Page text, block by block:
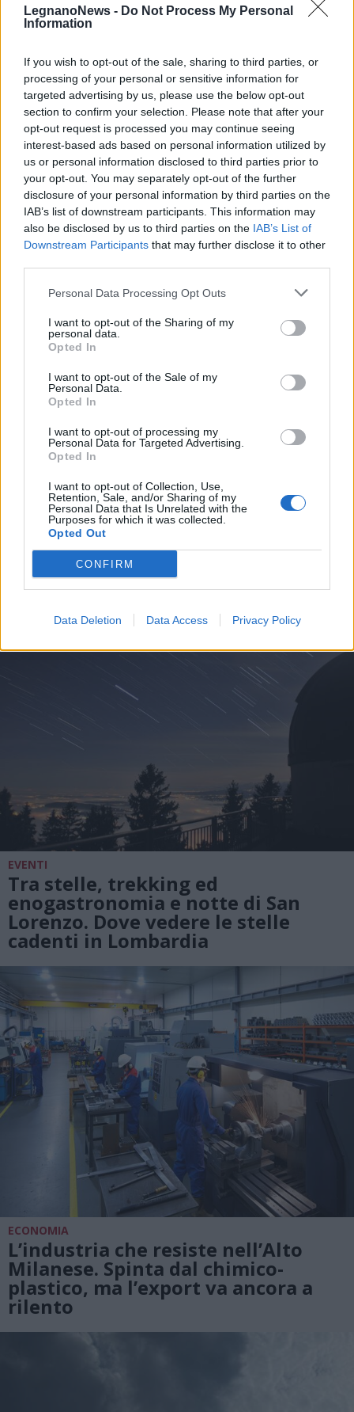
LegnanoNews - Do Not Process My Personal
Information
If you wish to opt-out of the sale, sharing to third parties, or
processing of your personal or sensitive information for
targeted advertising by us, please use the below opt-out
section to confirm your selection. Please note that after your
opt-out request is processed you may continue seeing
interest-based ads based on personal information utilized by
us or personal information disclosed to third parties prior to
your opt-out. You may separately opt-out of the further
disclosure of your personal information by third parties on the
IAB’s list of downstream participants. This information may
also be disclosed by us to third parties on the IAB’s List of
Downstream Participants that may further disclose it to other
Personal Data Processing Opt Outs
I want to opt-out of the Sharing of my
personal data.
Opted In
I want to opt-out of the Sale of my
Personal Data.
Opted In
I want to opt-out of processing my
Personal Data for Targeted Advertising.
Opted In
I want to opt-out of Collection, Use,
Retention, Sale, and/or Sharing of my
Personal Data that Is Unrelated with the
Purposes for which it was collected.
Opted Out
CONFIRM
Data Deletion Data Access Privacy Policy
Iscriviti alla
newsletter
Commenti
Accedioregistrati per commentare questo
articolo.
L'email è richiesta ma non verrà mostrata ai visitatori. Il contenuto di questo
commento esprime il pensiero dell'autore e non rappresenta la linea editoriale
di VareseNews.it, che rimane autonoma e indipendente. I messaggi inclusi nei
possono essere automaticamente pubblicati senza filtro preventivo. I commenti
ALTRE NOTIZIE DI LEGNANO
EVENTI
Tra stelle, trekking ed
enogastronomia e notte di San
Lorenzo. Dove vedere le stelle
cadenti in Lombardia
ECONOMIA
L’industria che resiste nell’Alto
Milanese. Spinta dal chimico-
plastico, ma l’export va ancora a
rilento